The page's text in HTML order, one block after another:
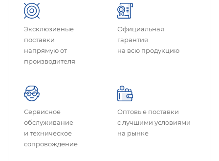
Эксклюзивные
поставки
напрямую от
производителя
Официальная
гарантия
на всю продукцию
Сервисное
обслуживание
и техническое
сопровождение
Оптовые поставки
с лучшими условиями
на рынке